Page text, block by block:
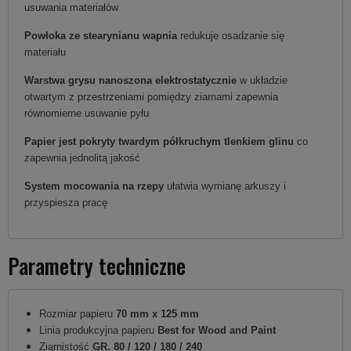
usuwania materiałów
Powłoka ze stearynianu wapnia redukuje osadzanie się
materiału
Warstwa grysu nanoszona elektrostatycznie w układzie
otwartym z przestrzeniami pomiędzy ziarnami zapewnia
równomierne usuwanie pyłu
Papier jest pokryty twardym półkruchym tlenkiem glinu co
zapewnia jednolitą jakość
System mocowania na rzepy ułatwia wymianę arkuszy i
przyspiesza pracę
Parametry techniczne
Rozmiar papieru 70 mm x 125 mm
Linia produkcyjna papieru Best for Wood and Paint
Ziarnistość GR. 80 / 120 / 180 / 240